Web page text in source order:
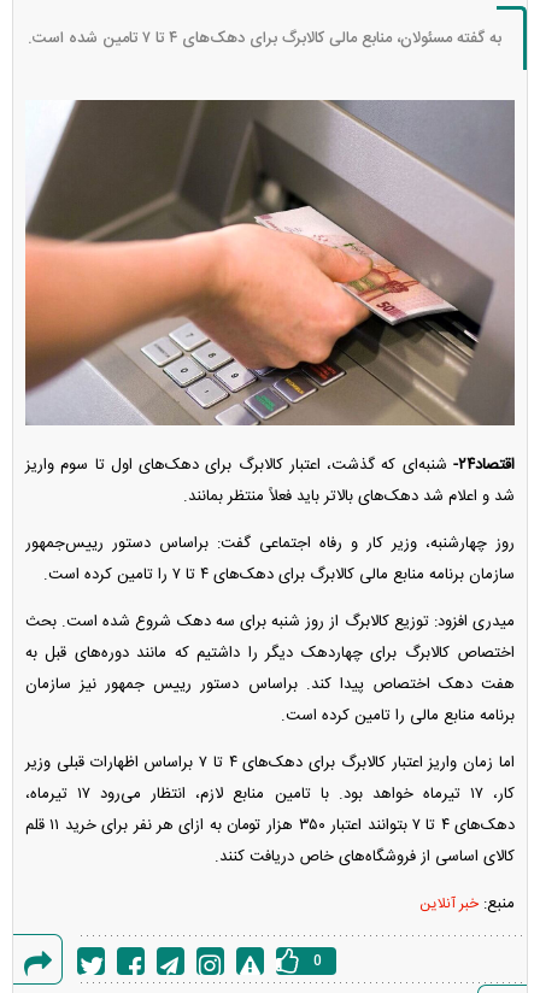
به گفته مسئولان، منابع مالی کالابرگ برای دهک‌های ۴ تا ۷ تامین شده است.
اقتصاد۲۴-
شنبه‌ای که گذشت، اعتبار کالابرگ برای دهک‌های اول تا سوم واریز
شد و اعلام شد دهک‌های بالاتر باید فعلاً منتظر بمانند.
روز چهارشنبه، وزیر کار و رفاه اجتماعی گفت: براساس دستور رییس‌جمهور
سازمان برنامه منابع مالی کالابرگ برای دهک‌های ۴ تا ۷ را تامین کرده است.
میدری افزود: توزیع کالابرگ از روز شنبه برای سه دهک شروع شده است. بحث
اختصاص کالابرگ برای چهاردهک دیگر را داشتیم که مانند دوره‌های قبل به
هفت دهک اختصاص پیدا کند. براساس دستور رییس جمهور نیز سازمان
برنامه منابع مالی را تامین کرده است.
اما زمان واریز اعتبار کالابرگ برای دهک‌های ۴ تا ۷ براساس اظهارات قبلی وزیر
کار، ۱۷ تیرماه خواهد بود. با تامین منابع لازم، انتظار می‌رود ۱۷ تیرماه،
دهک‌های ۴ تا ۷ بتوانند اعتبار ۳۵۰ هزار تومان به ازای هر نفر برای خرید ۱۱ قلم
کالای اساسی از فروشگاه‌های خاص دریافت کنند.
منبع: خبر آنلاین
0